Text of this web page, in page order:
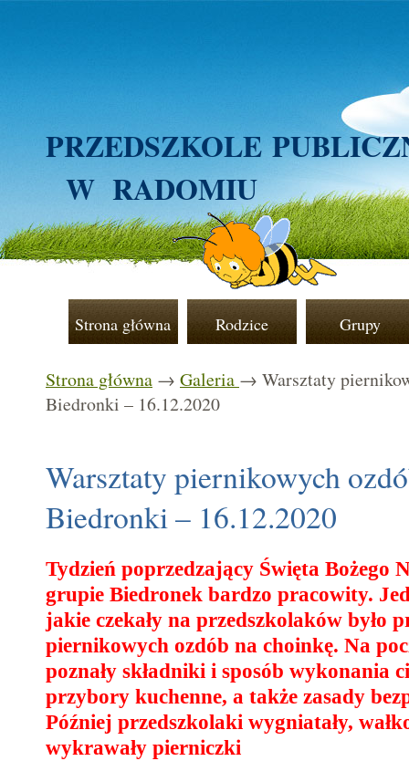
PRZEDSZKOLE
W RADOMIU
Strona główna Rodzice Grupy
Strona główna → Galeria → Warsztaty
Biedronki – 16.12.2020
Warsztaty piernikowych
Biedronki – 16.12.2020
Tydzień poprzedzający Święta Bożego
grupie Biedronek bardzo pracowity.
jakie czekały na przedszkolaków było
piernikowych ozdób na choinkę. Na
poznały składniki i sposób wykonania
przybory kuchenne, a także zasady
Później przedszkolaki wygniatały,
wykrawały pierniczki